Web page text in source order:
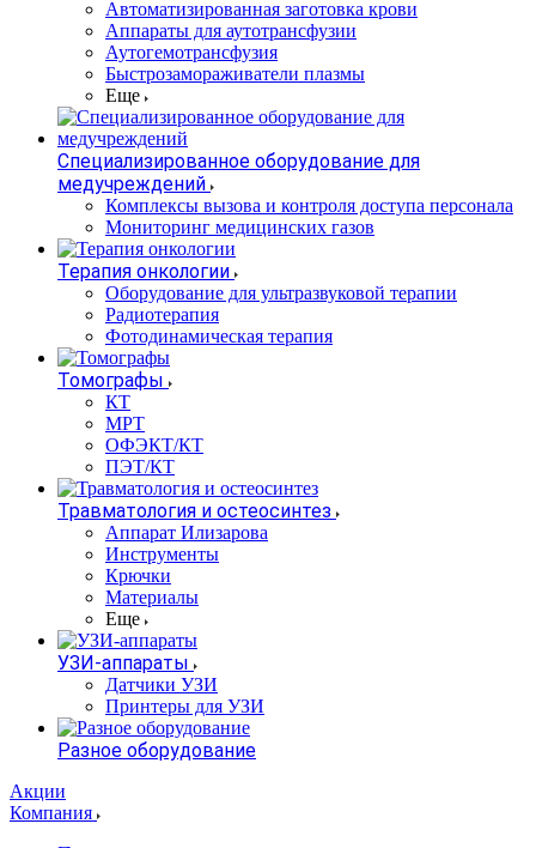
Автоматизированная заготовка крови
Аппараты для аутотрансфузии
Аутогемотрансфузия
Быстрозамораживатели плазмы
Еще
Специализированное оборудование для
медучреждений
Комплексы вызова и контроля доступа персонала
Мониторинг медицинских газов
Терапия онкологии
Оборудование для ультразвуковой терапии
Радиотерапия
Фотодинамическая терапия
Томографы
КТ
МРТ
ОФЭКТ/КТ
ПЭТ/КТ
Травматология и остеосинтез
Аппарат Илизарова
Инструменты
Крючки
Материалы
Еще
УЗИ-аппараты
Датчики УЗИ
Принтеры для УЗИ
Разное оборудование
Акции
Компания